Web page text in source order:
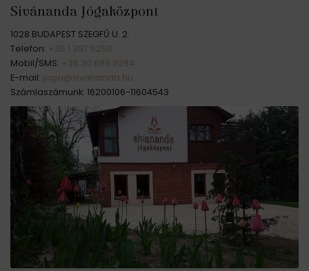
Sivánanda Jógaközpont
1028 BUDAPEST SZEGFŰ U. 2.
Telefon: +36 1 397 5258
Mobil/SMS: +36 30 689 9284
E-mail: joga@sivananda.hu
Számlaszámunk: 16200106-11604543